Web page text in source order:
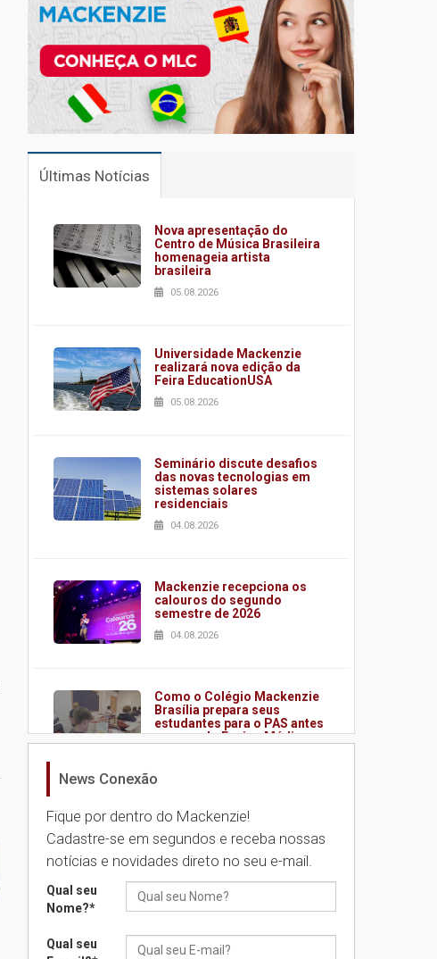
Últimas Notícias
Nova apresentação do
Centro de Música Brasileira
homenageia artista
brasileira
05.08.2026
Universidade Mackenzie
realizará nova edição da
Feira EducationUSA
05.08.2026
Seminário discute desafios
das novas tecnologias em
sistemas solares
residenciais
04.08.2026
Mackenzie recepciona os
calouros do segundo
semestre de 2026
04.08.2026
Como o Colégio Mackenzie
Brasília prepara seus
estudantes para o PAS antes
mesmo do Ensino Médio
Como os pais podem investir
na educação dos filhos além
da escola
04.08.2026
Transformadora reúne
News Conexão
Fique por dentro do Mackenzie!
Cadastre-se em segundos e receba nossas
notícias e novidades direto no seu e-mail.
Qual seu
Nome?*
Qual seu